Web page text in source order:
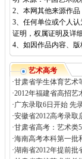
2、本网其他来源作
3、任何单位或个人
证明，权属证明及详
4、如因作品内容、
艺术高考
·甘肃省学生体育艺术
·2012年福建省高招艺
·广东录取6日开始 先
·安徽省2012高考录取
·甘肃省高考：艺术类
·海南高考本科第一批
·湖南省2012年提前批